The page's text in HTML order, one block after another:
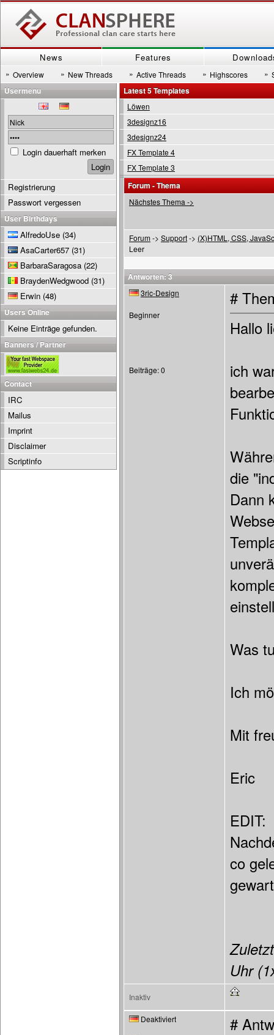
News Features
» Overview » New Threads » Active Threads » Highscores »
Latest 5 Templates
Löwen
3designz16
3designz24
FX Template 4
FX Template 3
Forum - Thema
Nächstes Thema ->
Forum-> Support-> (X)HTML, CSS,
Leer
Antworten: 3
3ric-Design
Beginner
Beiträge: 0
#
Hallo
ich
die
Dann
Was
Ich
Mit
Eric
EDIT:
co
Uhr
Inaktiv
Deaktiviert
#
Usermenu
Login dauerhaft merken
Registrierung
Passwort vergessen
User Birthdays
AlfredoUse (34)
AsaCarter657 (31)
BarbaraSaragosa (22)
BraydenWedgwood (31)
Erwin (48)
Users Online
Keine Einträge gefunden.
Banners / Partner
Contact
IRC
Mailus
Imprint
Disclaimer
Scriptinfo